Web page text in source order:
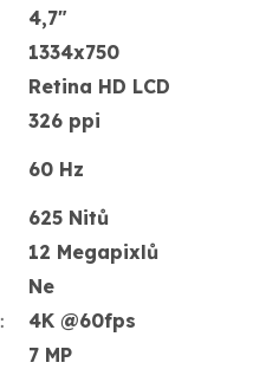
4,7"
1334x750
Retina HD LCD
326 ppi
60 Hz
625 Nitů
12 Megapixlů
Ne
:
4K @60fps
7 MP